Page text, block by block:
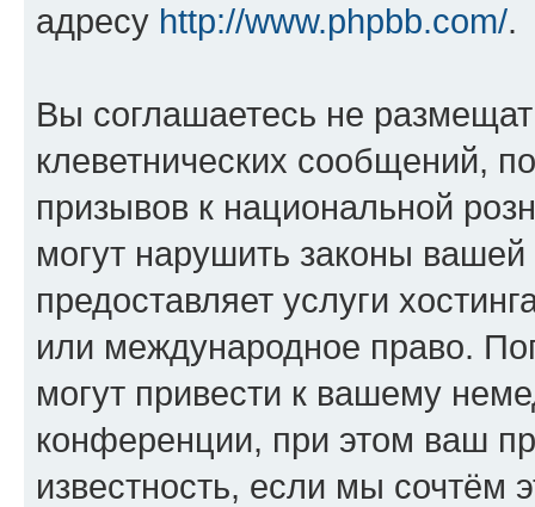
адресу http://www.phpbb.com/.
Вы соглашаетесь не
клеветнических сообщений,
призывов к национальной
могут нарушить законы
предоставляет услуги
или международное право.
могут привести к вашему
конференции, при этом ваш
известность, если мы сочтём